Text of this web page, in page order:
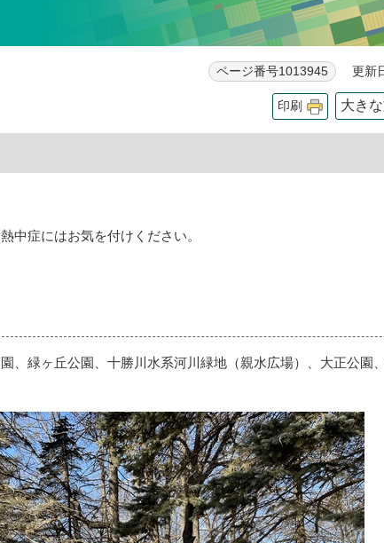
ページ番号1013945 更新
印刷 大き
中症にはお気を付けください。
、緑ヶ丘公園、十勝川水系河川緑地（親水広場）、大正公